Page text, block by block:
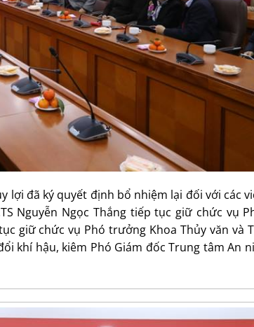
đã ký quyết định bổ nhiệm lại đối với các
Nguyễn Ngọc Thắng tiếp tục giữ chức vụ
giữ chức vụ Phó trưởng Khoa Thủy văn và
khí hậu, kiêm Phó Giám đốc Trung tâm An